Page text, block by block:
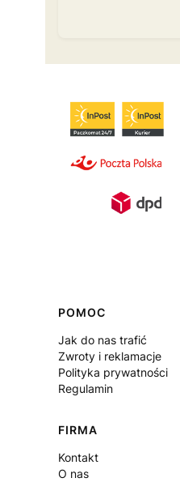
Linki w stopce
POMOC
Jak do nas trafić
Zwroty i reklamacje
Polityka prywatności
Regulamin
FIRMA
Kontakt
O nas